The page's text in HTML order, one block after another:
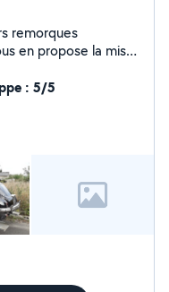
remorques
en propose la mise
bagagere
1.6T). Au plaisir
Cordialement.
: 5/5